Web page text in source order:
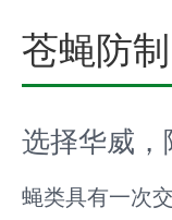
苍蝇防制
选择华威，
蝇类具有一次